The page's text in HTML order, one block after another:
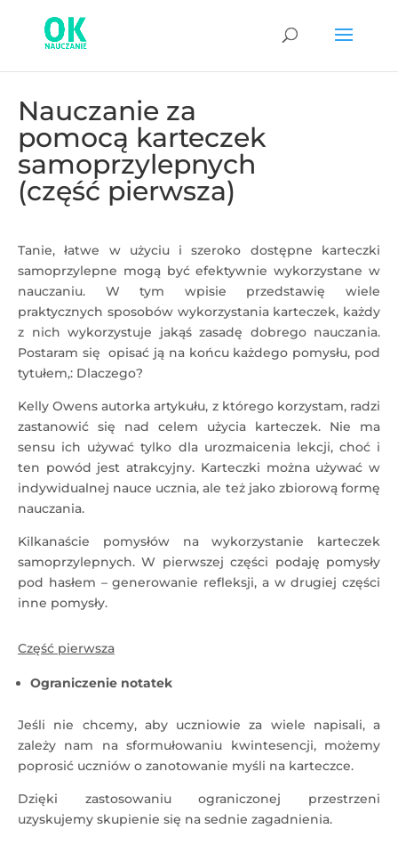
Nauczanie za
pomocą karteczek
samoprzylepnych
(część pierwsza)
Tanie, łatwe w użyciu i szeroko dostępne karteczki
samoprzylepne mogą być efektywnie wykorzystane w
nauczaniu. W tym wpisie przedstawię wiele
praktycznych sposobów wykorzystania karteczek, każdy
z nich wykorzystuje jakąś zasadę dobrego nauczania.
Postaram się opisać ją na końcu każdego pomysłu, pod
tytułem,: Dlaczego?
Kelly Owens autorka artykułu, z którego korzystam, radzi
zastanowić się nad celem użycia karteczek. Nie ma
sensu ich używać tylko dla urozmaicenia lekcji, choć i
ten powód jest atrakcyjny. Karteczki można używać w
indywidualnej nauce ucznia, ale też jako zbiorową formę
nauczania.
Kilkanaście pomysłów na wykorzystanie karteczek
samoprzylepnych. W pierwszej części podaję pomysły
pod hasłem – generowanie refleksji, a w drugiej części
inne pomysły.
Część pierwsza
Ograniczenie notatek
Jeśli nie chcemy, aby uczniowie za wiele napisali, a
zależy nam na sformułowaniu kwintesencji, możemy
poprosić uczniów o zanotowanie myśli na karteczce.
Dzięki zastosowaniu ograniczonej przestrzeni
uzyskujemy skupienie się na sednie zagadnienia.